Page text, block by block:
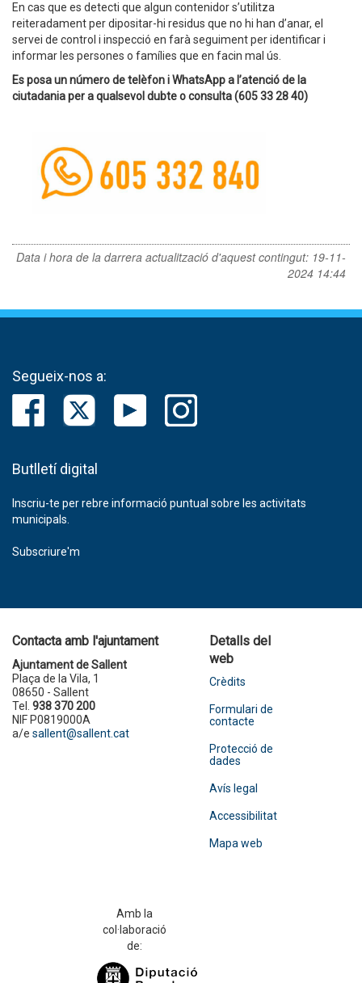
En cas que es detecti que algun contenidor s’utilitza
reiteradament per dipositar-hi residus que no hi han d’anar, el
servei de control i inspecció en farà seguiment per identificar i
informar les persones o famílies que en facin mal ús.
Es posa un número de telèfon i WhatsApp a l’atenció de la
ciutadania per a qualsevol dubte o consulta (605 33 28 40)
Data i hora de la darrera actualització d'aquest contingut: 19-11-
2024 14:44
Segueix-nos a:
Butlletí digital
Inscriu-te per rebre informació puntual sobre les activitats
municipals.
Subscriure'm
Contacta amb l'ajuntament
Ajuntament de Sallent
Plaça de la Vila, 1
08650 - Sallent
Tel. 938 370 200
NIF P0819000A
a/e sallent@sallent.cat
Detalls del
web
Crèdits
Formulari de
contacte
Protecció de
dades
Avís legal
Accessibilitat
Mapa web
Amb la
col·laboració
de: